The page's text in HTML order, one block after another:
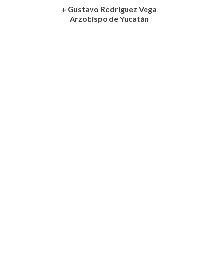
+ Gustavo Rodríguez Vega
Arzobispo de Yucatán